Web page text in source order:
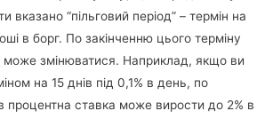
вказано “пільговий період” – термін на
в борг. По закінченню цього терміну
може змінюватися. Наприклад, якщо ви
на 15 днів під 0,1% в день, по
процентна ставка може вирости до 2% в